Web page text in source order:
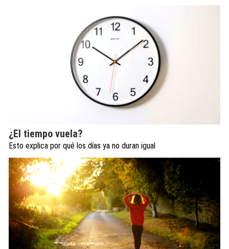
¿El tiempo vuela?
Esto explica por qué los días ya no duran igual